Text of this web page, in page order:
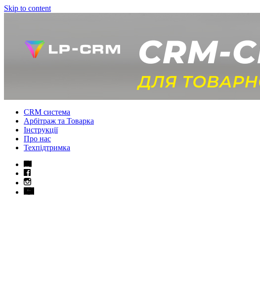
Skip to content
CRM система
Арбітраж та Товарка
Інструкції
Про нас
Техпідтримка